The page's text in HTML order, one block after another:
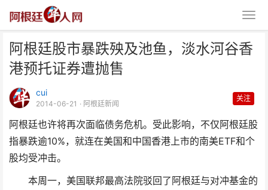
阿根廷股市暴跌殃及池鱼，淡水河谷香
港预托证券遭抛售
cui
2014-06-21 · 阿根廷新闻
关注
阿根廷也许将再次面临债务危机。受此影响，不仅阿根廷股
指暴跌逾10%，就连在美国和中国香港上市的南美ETF和个
股均受冲击。
本周一，美国联邦最高法院驳回了阿根廷与对冲基金的
阿根廷股市暴跌殃及池鱼，淡水河
谷香港预托证券遭抛售